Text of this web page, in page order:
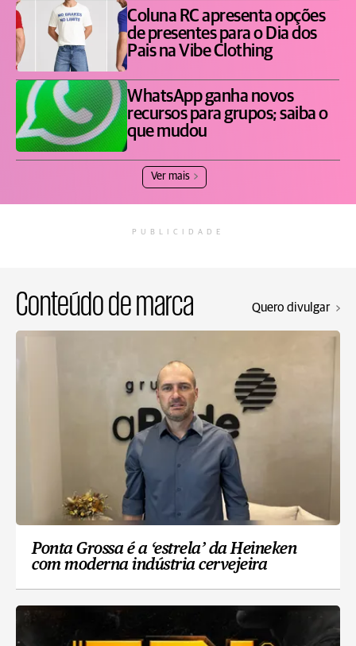
Coluna RC apresenta opções
de presentes para o Dia dos
Pais na Vibe Clothing
WhatsApp ganha novos
recursos para grupos; saiba o
que mudou
Ver mais
PUBLICIDADE
Conteúdo de marca Quero divulgar
Ponta Grossa é a ‘estrela’ da Heineken
com moderna indústria cervejeira